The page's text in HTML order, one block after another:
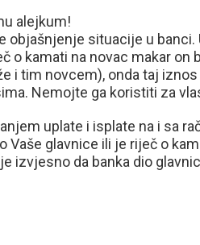
alejkum!
objašnjenje situacije u
o kamati na novac makar on
i tim novcem), onda taj
Nemojte ga koristiti za
uplate i isplate na i sa
Vaše glavnice ili je riječ o
izvjesno da banka dio